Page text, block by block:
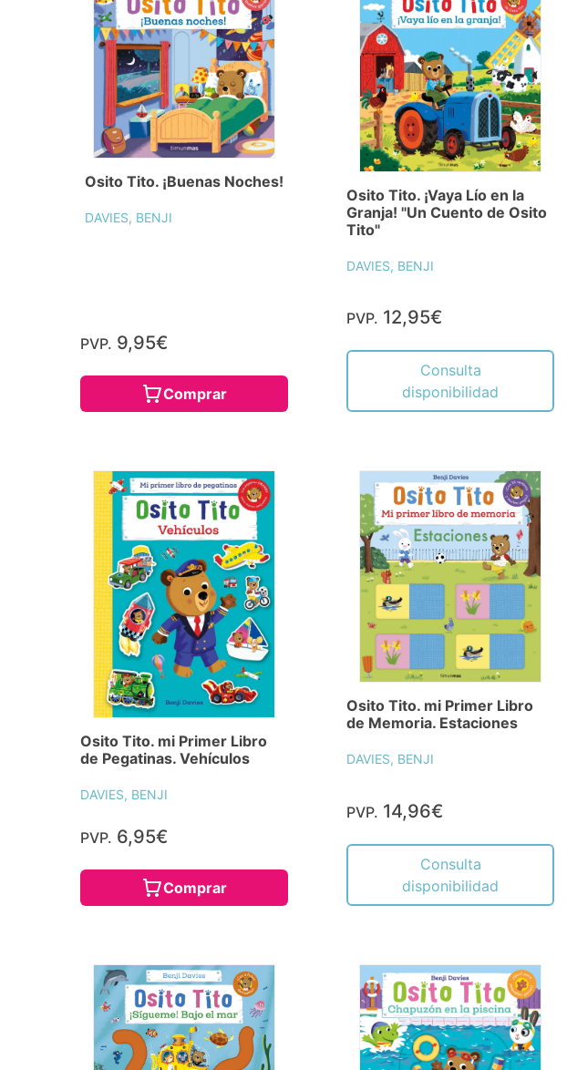
Osito Tito. ¡Buenas Noches!
DAVIES, BENJI
PVP. 9,95€
Comprar
Osito Tito. ¡Vaya Lío en la
Granja! "Un Cuento de Osito
Tito"
DAVIES, BENJI
PVP. 12,95€
Consulta
disponibilidad
Osito Tito. mi Primer Libro
de Pegatinas. Vehículos
DAVIES, BENJI
PVP. 6,95€
Comprar
Osito Tito. mi Primer Libro
de Memoria. Estaciones
DAVIES, BENJI
PVP. 14,96€
Consulta
disponibilidad